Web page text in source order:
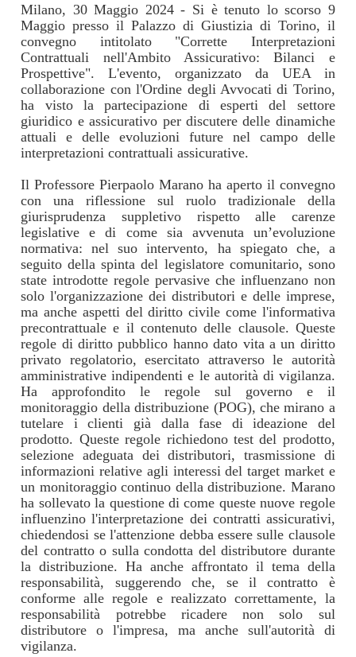
Milano, 30 Maggio 2024 - Si è tenuto lo scorso 9
Maggio presso il Palazzo di Giustizia di Torino, il
convegno intitolato "Corrette Interpretazioni
Contrattuali nell'Ambito Assicurativo: Bilanci e
Prospettive". L'evento, organizzato da UEA in
collaborazione con l'Ordine degli Avvocati di Torino,
ha visto la partecipazione di esperti del settore
giuridico e assicurativo per discutere delle dinamiche
attuali e delle evoluzioni future nel campo delle
interpretazioni contrattuali assicurative.
Il Professore Pierpaolo Marano ha aperto il convegno
con una riflessione sul ruolo tradizionale della
giurisprudenza suppletivo rispetto alle carenze
legislative e di come sia avvenuta un’evoluzione
normativa: nel suo intervento, ha spiegato che, a
seguito della spinta del legislatore comunitario, sono
state introdotte regole pervasive che influenzano non
solo l'organizzazione dei distributori e delle imprese,
ma anche aspetti del diritto civile come l'informativa
precontrattuale e il contenuto delle clausole. Queste
regole di diritto pubblico hanno dato vita a un diritto
privato regolatorio, esercitato attraverso le autorità
amministrative indipendenti e le autorità di vigilanza.
Ha approfondito le regole sul governo e il
monitoraggio della distribuzione (POG), che mirano a
tutelare i clienti già dalla fase di ideazione del
prodotto. Queste regole richiedono test del prodotto,
selezione adeguata dei distributori, trasmissione di
informazioni relative agli interessi del target market e
un monitoraggio continuo della distribuzione. Marano
ha sollevato la questione di come queste nuove regole
influenzino l'interpretazione dei contratti assicurativi,
chiedendosi se l'attenzione debba essere sulle clausole
del contratto o sulla condotta del distributore durante
la distribuzione. Ha anche affrontato il tema della
responsabilità, suggerendo che, se il contratto è
conforme alle regole e realizzato correttamente, la
responsabilità potrebbe ricadere non solo sul
distributore o l'impresa, ma anche sull'autorità di
vigilanza.